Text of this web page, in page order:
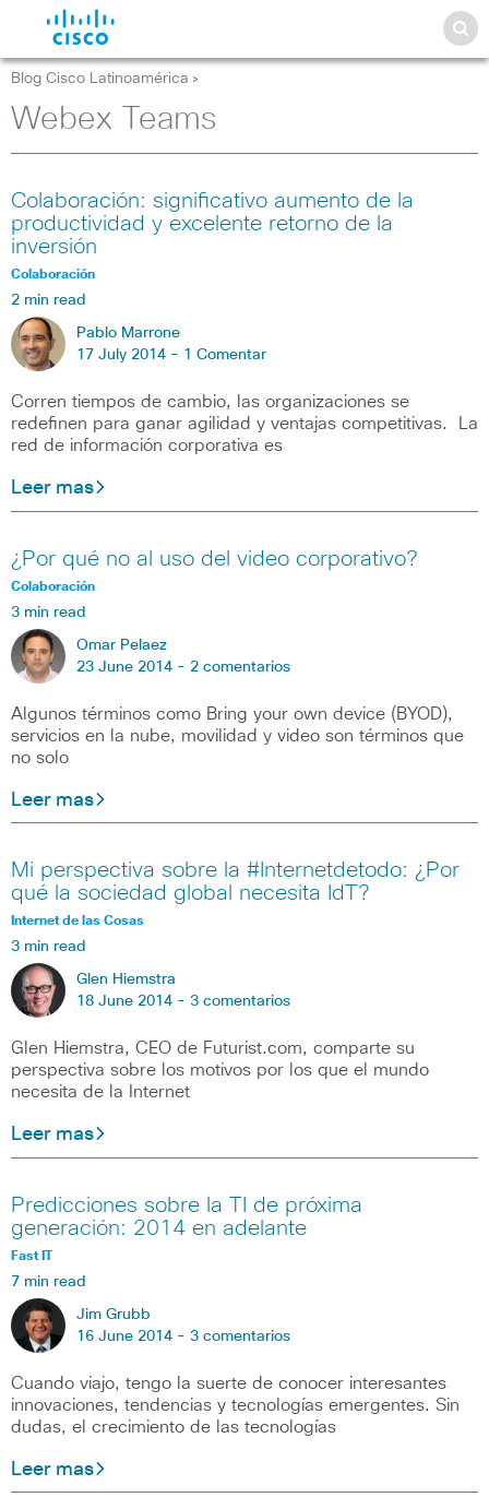
Blog Cisco Latinoamérica >
Webex Teams
Colaboración: significativo aumento de la
productividad y excelente retorno de la
inversión
Colaboración
2 min read
Pablo Marrone
17 July 2014 - 1 Comentar
Corren tiempos de cambio, las organizaciones se
redefinen para ganar agilidad y ventajas competitivas. La
red de información corporativa es
Leer mas
¿Por qué no al uso del video corporativo?
Colaboración
3 min read
Omar Pelaez
23 June 2014 - 2 comentarios
Algunos términos como Bring your own device (BYOD),
servicios en la nube, movilidad y video son términos que
no solo
Leer mas
Mi perspectiva sobre la #Internetdetodo: ¿Por
qué la sociedad global necesita IdT?
Internet de las Cosas
3 min read
Glen Hiemstra
18 June 2014 - 3 comentarios
Glen Hiemstra, CEO de Futurist.com, comparte su
perspectiva sobre los motivos por los que el mundo
necesita de la Internet
Leer mas
Predicciones sobre la TI de próxima
generación: 2014 en adelante
Fast IT
7 min read
Jim Grubb
16 June 2014 - 3 comentarios
Cuando viajo, tengo la suerte de conocer interesantes
innovaciones, tendencias y tecnologías emergentes. Sin
dudas, el crecimiento de las tecnologías
Leer mas